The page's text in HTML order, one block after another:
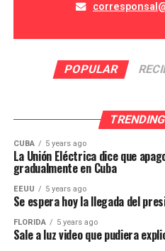
POPULAR
CUBA 5 years ago
La Unión Eléctrica dice que
gradualmente en Cuba
EEUU 5 years ago
Se espera hoy la llegada del
FLORIDA 5 years ago
Sale a luz video que pudiera